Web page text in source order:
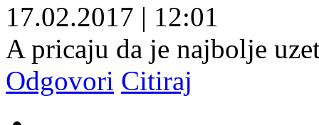
17.02.2017 | 12:01
A pricaju da je najbolje
Odgovori Citiraj